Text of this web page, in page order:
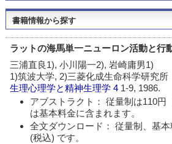
書籍情報から探す
ラットの海馬単一ニューロン活動と行
三浦直良1), 小川陽一2), 岩崎庸男1)
1)筑波大学, 2)三菱化成生命科学研究所
生理心理学と精神生理学 4 1-9, 1986.
アブストラクト： 従量制は110円
は基本料金に含まれます。
全文ダウンロード： 従量制、基
(税込) です。